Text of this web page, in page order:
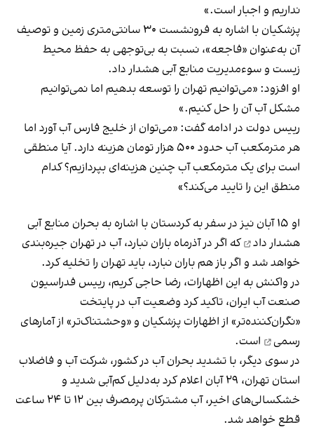
نداریم و اجبار است.»
پزشکیان با اشاره به فرونشست ۳۰ سانتی‌متری زمین و توصیف
آن به‌عنوان «فاجعه»، نسبت به بی‌توجهی به حفظ محیط‌
زیست و سوء‌مدیریت منابع آبی هشدار داد.
او افزود: «می‌توانیم تهران را توسعه بدهیم اما نمی‌توانیم
مشکل آب آن را حل کنیم.»
رییس دولت در ادامه گفت: «می‌توان از خلیج فارس آب آورد اما
هر مترمکعب آب حدود ۵۰۰ هزار تومان هزینه دارد. آیا منطقی
است برای یک مترمکعب آب چنین هزینه‌ای بپردازیم؟ کدام
منطق این را تایید می‌کند؟»
او ۱۵ آبان نیز در سفر به کردستان با اشاره به بحران منابع آبی
هشدار داد
که اگر در آذرماه باران نبارد، آب در تهران جیره‌بندی
خواهد شد و اگر باز هم باران نبارد، باید تهران را تخلیه کرد.
در واکنش به این اظهارات، رضا حاجی کریم، رییس فدراسیون
صنعت آب ایران، تاکید کرد وضعیت آب در پایتخت
«نگران‌کننده‌تر» از اظهارات پزشکیان و«وحشتناک‌تر» از آمارهای
رسمی
است.
در سوی دیگر، با تشدید بحران آب در کشور، شرکت آب و فاضلاب
استان تهران، ۲۹ آبان اعلام کرد به‌دلیل کم‌آبی شدید و
خشکسالی‌های اخیر، آب مشترکان پرمصرف بین ۱۲ تا ۲۴ ساعت
قطع خواهد شد.